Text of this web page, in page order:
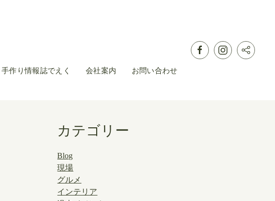
手作り情報誌でえく 会社案内 お問い合わせ
カテゴリー
Blog
現場
グルメ
インテリア